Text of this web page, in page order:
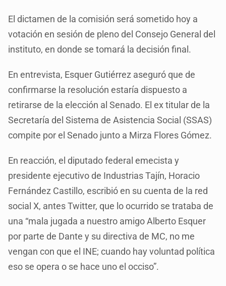
El dictamen de la comisión será sometido hoy a
votación en sesión de pleno del Consejo General del
instituto, en donde se tomará la decisión final.
En entrevista, Esquer Gutiérrez aseguró que de
confirmarse la resolución estaría dispuesto a
retirarse de la elección al Senado. El ex titular de la
Secretaría del Sistema de Asistencia Social (SSAS)
compite por el Senado junto a Mirza Flores Gómez.
En reacción, el diputado federal emecista y
presidente ejecutivo de Industrias Tajín, Horacio
Fernández Castillo, escribió en su cuenta de la red
social X, antes Twitter, que lo ocurrido se trataba de
una “mala jugada a nuestro amigo Alberto Esquer
por parte de Dante y su directiva de MC, no me
vengan con que el INE; cuando hay voluntad política
eso se opera o se hace uno el occiso”.